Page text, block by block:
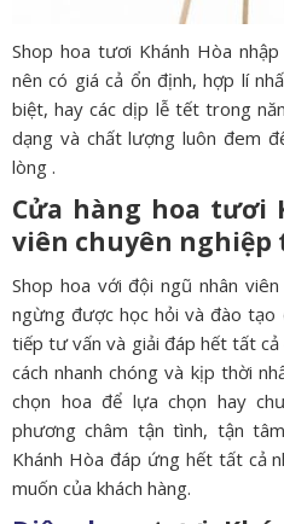
Shop hoa tươi Khánh Hòa
nên có giá cả ổn định, hợp lí
biệt, hay các dịp lễ tết trong
dạng và chất lượng luôn đem
lòng .
Cửa hàng hoa tươi
viên chuyên nghiệp
Shop hoa với đội ngũ nhân
ngừng được học hỏi và đào
tiếp tư vấn và giải đáp hết tất cả
cách nhanh chóng và kịp thời
chọn hoa để lựa chọn hay
phương châm tận tình, tận
Khánh Hòa đáp ứng hết tất cả
muốn của khách hàng.